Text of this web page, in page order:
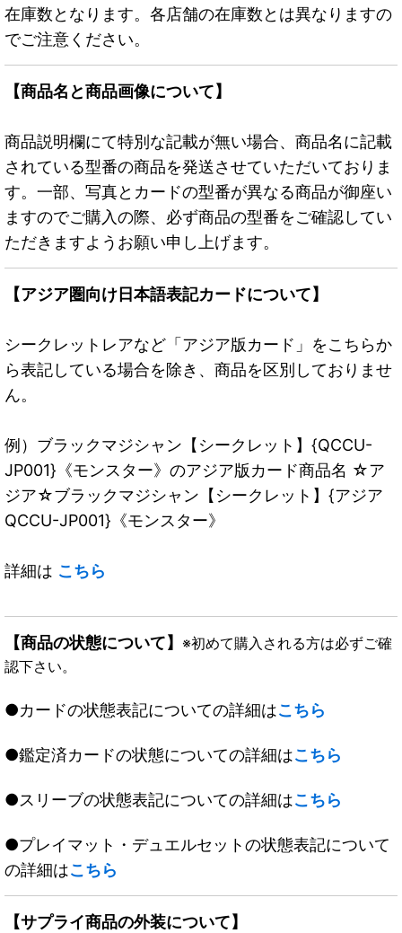
在庫数となります。各店舗の在庫数とは異なりますの
でご注意ください。
【商品名と商品画像について】
商品説明欄にて特別な記載が無い場合、商品名に記載
されている型番の商品を発送させていただいておりま
す。一部、写真とカードの型番が異なる商品が御座い
ますのでご購入の際、必ず商品の型番をご確認してい
ただきますようお願い申し上げます。
【アジア圏向け日本語表記カードについて】
シークレットレアなど「アジア版カード」をこちらか
ら表記している場合を除き、商品を区別しておりませ
ん。
例）ブラックマジシャン【シークレット】{QCCU-
JP001}《モンスター》のアジア版カード商品名 ☆ア
ジア☆ブラックマジシャン【シークレット】{アジア
QCCU-JP001}《モンスター》
詳細は こちら
【商品の状態について】 ※初めて購入される方は必ずご確
認下さい。
●カードの状態表記についての詳細はこちら
●鑑定済カードの状態についての詳細はこちら
●スリーブの状態表記についての詳細はこちら
●プレイマット・デュエルセットの状態表記について
の詳細はこちら
【サプライ商品の外装について】